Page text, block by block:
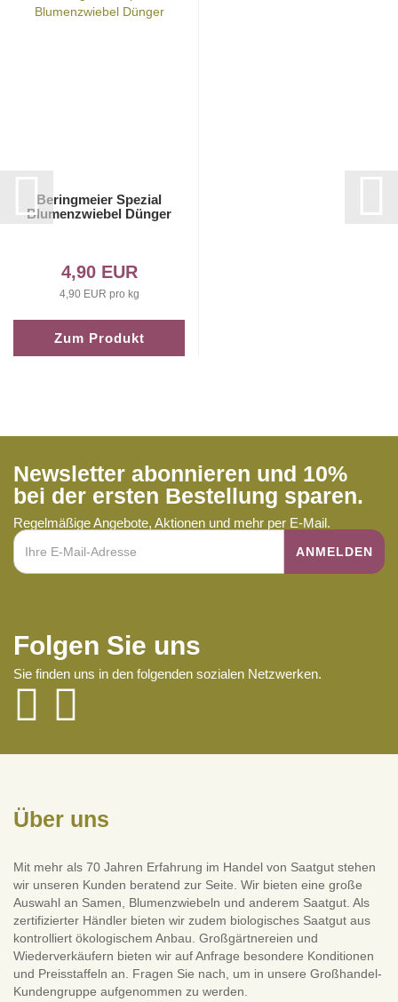
Beringmeier Spezial
Blumenzwiebel Dünger
4,90 EUR
4,90 EUR pro kg
Zum Produkt
Newsletter abonnieren und 10%
bei der ersten Bestellung sparen.
Regelmäßige Angebote, Aktionen und mehr per E-Mail.
Folgen Sie uns
Sie finden uns in den folgenden sozialen Netzwerken.
Über uns
Mit mehr als 70 Jahren Erfahrung im Handel von Saatgut stehen
wir unseren Kunden beratend zur Seite. Wir bieten eine große
Auswahl an Samen, Blumenzwiebeln und anderem Saatgut. Als
zertifizierter Händler bieten wir zudem biologisches Saatgut aus
kontrolliert ökologischem Anbau. Großgärtnereien und
Wiederverkäufern bieten wir auf Anfrage besondere Konditionen
und Preisstaffeln an. Fragen Sie nach, um in unsere Großhandel-
Kundengruppe aufgenommen zu werden.